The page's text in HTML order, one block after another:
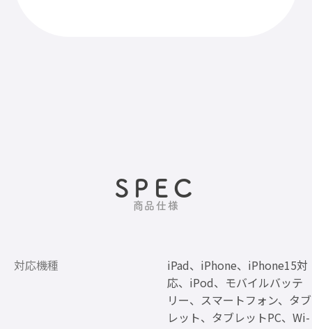
SPEC
商品仕様
対応機種
iPad、iPhone、iPhone15対
応、iPod、モバイルバッテ
リー、スマートフォン、タブ
レット、タブレットPC、Wi-